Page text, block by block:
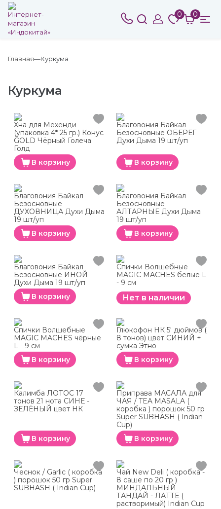
0 0
Главная Куркума
Куркума
Хна для Мехенди
(упаковка 4* 25 гр.) Конус
GOLD Чёрный Голеча
Голд
В корзину
Благовония Байкал
Безосновные ОБЕРЕГ
Духи Дыма 19 шт/уп
В корзину
Благовония Байкал
Безосновные
ДУХОВНИЦА Духи Дыма
19 шт/уп
В корзину
Благовония Байкал
Безосновные
АЛТАРНЫЕ Духи Дыма
19 шт/уп
В корзину
Благовония Байкал
Безосновные ИНОЙ
Духи Дыма 19 шт/уп
В корзину
Спички Волшебные
MAGIC MACHES белые L
- 9 см
Нет в наличии
Спички Волшебные
MAGIC MACHES чёрные
L - 9 см
В корзину
Глюкофон НК 5' дюймов (
8 тонов) цвет СИНИЙ +
сумка Этно
В корзину
Калимба ЛОТОС 17
тонов 21 нота СИНЕ -
ЗЕЛЁНЫЙ цвет НК
В корзину
Приправа МАСАЛА для
ЧАЯ / TEA MASALA (
коробка ) порошок 50 гр
Super SUBHASH ( Indian
Cup)
В корзину
Чеснок / Garlic ( коробка
) порошок 50 гр Super
SUBHASH ( Indian Cup)
Чай New Deli ( коробка -
8 саше по 20 гр )
МИНДАЛЬНЫЙ
ТАНДАЙ - ЛАТТЕ (
растворимый) Indian Cup